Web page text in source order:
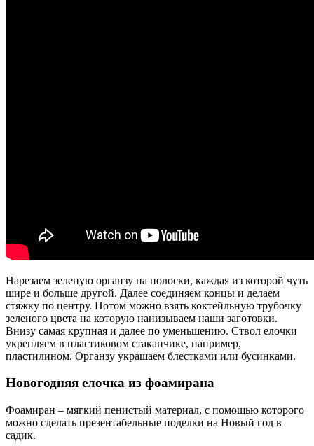
Нарезаем зеленую органзу на полоски, каждая из которой чуть
шире и больше другой. Далее соединяем концы и делаем
стяжку по центру. Потом можно взять коктейльную трубочку
зеленого цвета на которую нанизываем наши заготовки.
Внизу самая крупная и далее по уменьшению. Ствол елочки
укрепляем в пластиковом стаканчике, например,
пластилином. Органзу украшаем блестками или бусинками.
Новогодняя елочка из фоамирана
Фоамиран – мягкий пенистый материал, с помощью которого
можно сделать презентабельные поделки на Новый год в
садик.